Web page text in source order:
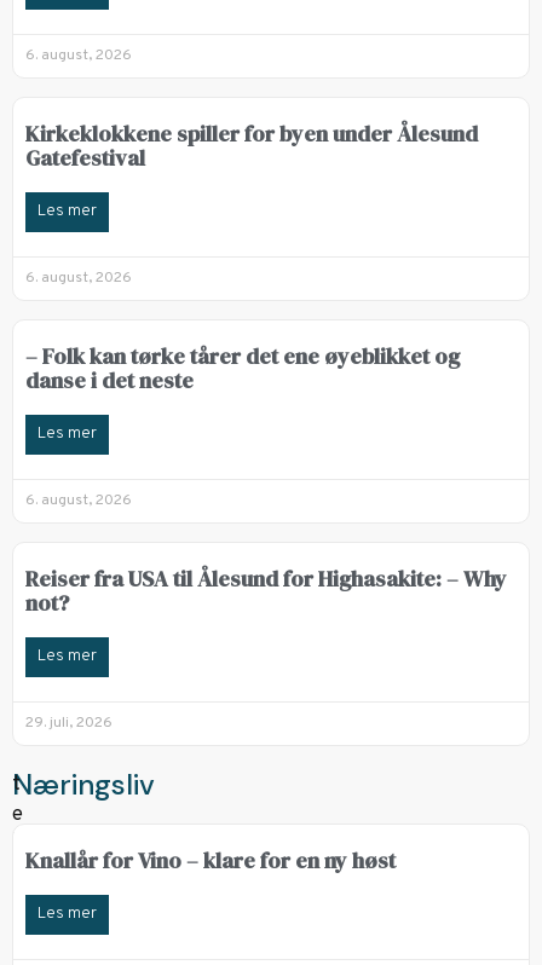
6. august, 2026
Kirkeklokkene spiller for byen under Ålesund
Gatefestival
Les mer
6. august, 2026
– Folk kan tørke tårer det ene øyeblikket og
danse i det neste
Les mer
6. august, 2026
Reiser fra USA til Ålesund for Highasakite: – Why
not?
Les mer
29. juli, 2026
Næringsliv
Knallår for Vino – klare for en ny høst
Les mer